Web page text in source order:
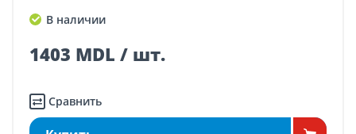
В наличии
1403 MDL / шт.
Сравнить